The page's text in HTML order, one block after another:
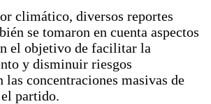
climático, diversos reportes
se tomaron en cuenta aspectos
el objetivo de facilitar la
y disminuir riesgos
las concentraciones masivas de
partido.